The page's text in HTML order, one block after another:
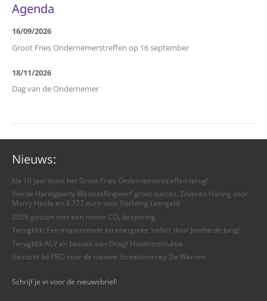
Agenda
16/09/2026
Groot Fries Ondernemerstreffen op 16 september
18/11/2026
Dag van de Ondernemer
Nieuws:
Na 10 jaar komt het Groot Fries Ondernemerstreffen terug!
Vierde Haringparty Weststellingwerf groot succes: Zilveren Haring voor
Marry Heida en 3.777 euro voor Stichting Leergeld
2026 gestart met een mooie CO₂ besparing
Terugblik: Een inspirerende en energieke ‘safari’ door Jumbo de Jong!
Terugblik ALV en bezoek aan Dragt Houtkonstruktie
Gezocht lid PBO voor de nieuwe Streekomroep De Werven
Schrijf je in voor de nieuwsbrief: